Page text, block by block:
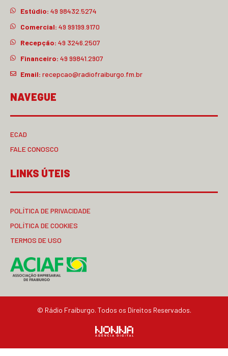
Estúdio: 49 98432.5274
Comercial: 49 99199.9170
Recepção: 49 3246.2507
Financeiro: 49 99841.2907
Email: recepcao@radiofraiburgo.fm.br
NAVEGUE
ECAD
FALE CONOSCO
LINKS ÚTEIS
POLÍTICA DE PRIVACIDADE
POLÍTICA DE COOKIES
TERMOS DE USO
© Rádio Fraiburgo. Todos os Direitos Reservados.